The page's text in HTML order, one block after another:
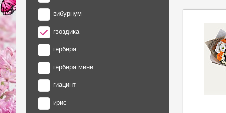
вибурнум
гвоздика
гербера
гербера мини
гиацинт
ирис